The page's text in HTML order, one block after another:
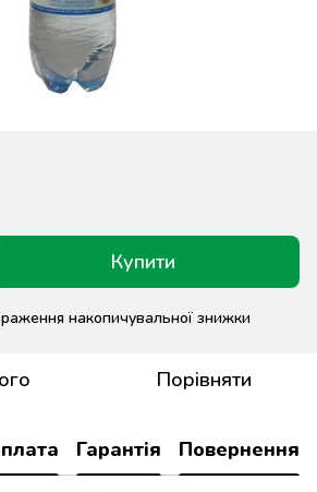
Купити
накопичувальної знижки
Порівняти
Гарантія Повернення